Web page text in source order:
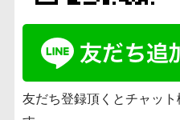
友だち登録頂くとチャッ